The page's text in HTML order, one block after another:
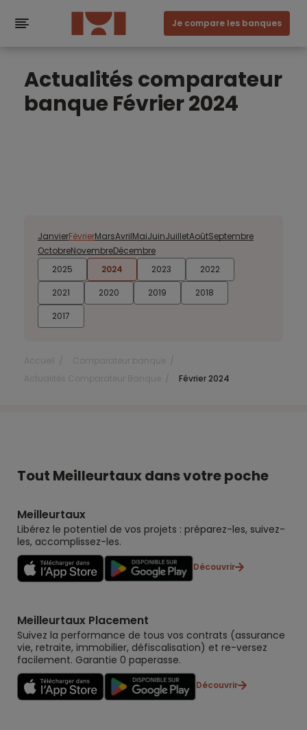
Je compare les banques
Actualités comparateur
banque Février 2024
2025 2024 2023
2022
2021
2020 2019
2018
2017
JanvierFévrierMarsAvrilMaiJuinJuilletAoûtSeptembre
OctobreNovembreDécembre
Février 2024
Tout Meilleurtaux dans votre poche
Meilleurtaux
Libérez le potentiel de vos projets : préparez-les, suivez-
les, accomplissez-les.
Découvrir
Meilleurtaux Placement
Suivez la performance de tous vos contrats (assurance
vie, retraite, immobilier, défiscalisation) et re-versez
facilement. Garantie 0 paperasse.
Découvrir